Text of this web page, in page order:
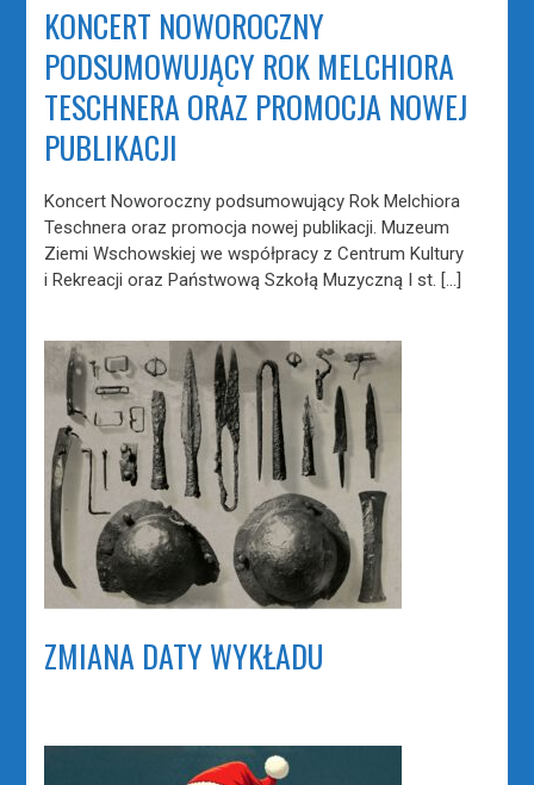
KONCERT NOWOROCZNY
PODSUMOWUJĄCY ROK MELCHIORA
TESCHNERA ORAZ PROMOCJA NOWEJ
PUBLIKACJI
Koncert Noworoczny podsumowujący Rok Melchiora
Teschnera oraz promocja nowej publikacji. Muzeum
Ziemi Wschowskiej we współpracy z Centrum Kultury
i Rekreacji oraz Państwową Szkołą Muzyczną I st. […]
ZMIANA DATY WYKŁADU